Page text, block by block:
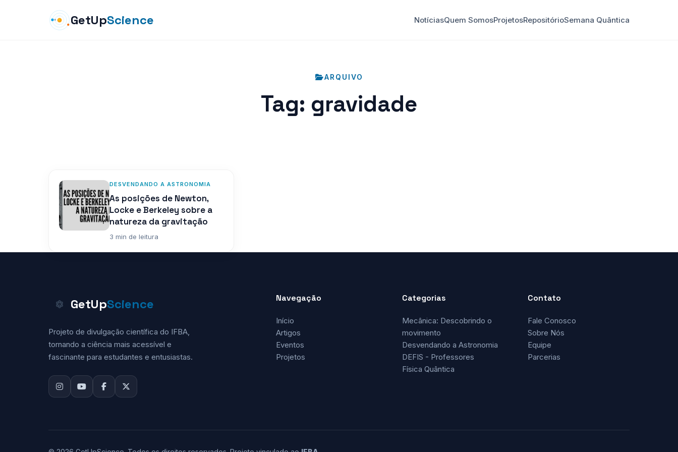
GetUpScience NotíciasQuem SomosProjetosRepositórioSemana Quântica
ARQUIVO
Tag: gravidade
DESVENDANDO A ASTRONOMIA
As posições de Newton,
Locke e Berkeley sobre a
natureza da gravitação
3 min de leitura
GetUpScience
Projeto de divulgação científica do IFBA,
tornando a ciência mais acessível e
fascinante para estudantes e entusiastas.
Navegação
Início
Artigos
Eventos
Projetos
Categorias
Mecânica: Descobrindo o
movimento
Desvendando a Astronomia
DEFIS - Professores
Física Quântica
Contato
Fale Conosco
Sobre Nós
Equipe
Parcerias